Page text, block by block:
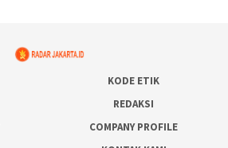
KODE ETIK
REDAKSI
COMPANY PROFILE